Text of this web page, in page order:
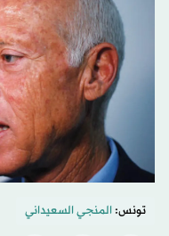
تونس:المنجي السعيداني